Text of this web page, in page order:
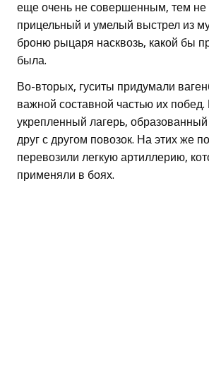
еще очень не совершенным, тем не
прицельный и умелый выстрел из
броню рыцаря насквозь, какой бы
была.
Во-вторых, гуситы придумали
важной составной частью их побед.
укрепленный лагерь,
друг с другом повозок. На этих же
перевозили легкую артиллерию,
применяли в боях.